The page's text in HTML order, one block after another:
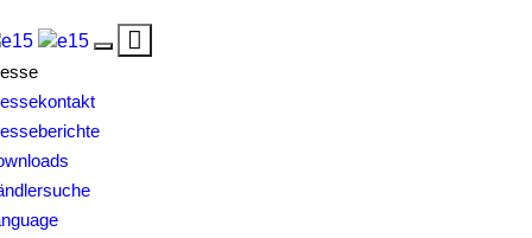
Toggle
Toggle